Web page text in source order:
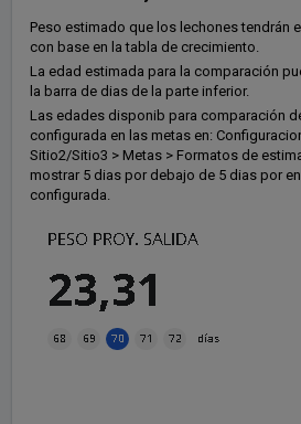
Peso estimado que los lechones tendrán
con base en la tabla de crecimiento.
La edad estimada para la comparación
la barra de dias de la parte inferior.
Las edades disponib para comparación
configurada en las metas en:
Sitio2/Sitio3 > Metas > Formatos de
mostrar 5 dias por debajo de 5 dias por
configurada.